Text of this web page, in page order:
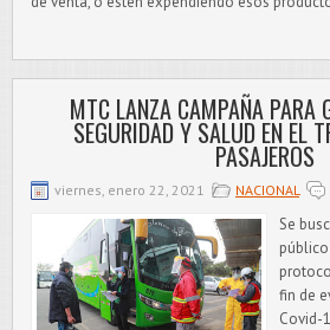
MTC LANZA CAMPAÑA PARA
SEGURIDAD Y SALUD EN EL
PASAJEROS
viernes, enero 22, 2021 NACIONAL
Se
fin de
Covid-